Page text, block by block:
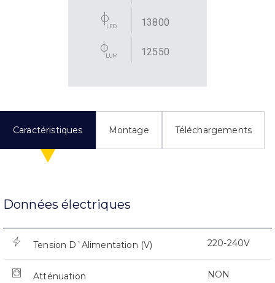
13800
12550
Caractéristiques Montage Téléchargements
Données électriques
Tension D`Alimentation (V) 220-240V
Atténuation NON